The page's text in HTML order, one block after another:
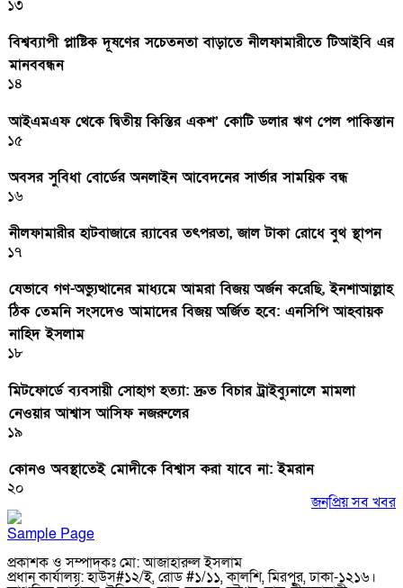
১৩
বিশ্বব্যাপী প্লাষ্টিক দূষণের সচেতনতা বাড়াতে নীলফামারীতে টিআইবি এর
মানববন্ধন
১৪
আইএমএফ থেকে দ্বিতীয় কিস্তির একশ’ কোটি ডলার ঋণ পেল পাকিস্তান
১৫
অবসর সুবিধা বোর্ডের অনলাইন আবেদনের সার্ভার সাময়িক বন্ধ
১৬
নীলফামারীর হাটবাজারে র‌্যাবের তৎপরতা, জাল টাকা রোধে বুথ স্থাপন
১৭
যেভাবে গণ-অভ্যুত্থানের মাধ্যমে আমরা বিজয় অর্জন করেছি, ইনশাআল্লাহ
ঠিক তেমনি সংসদেও আমাদের বিজয় অর্জিত হবে: এনসিপি আহবায়ক
নাহিদ ইসলাম
১৮
মিটফোর্ডে ব্যবসায়ী সোহাগ হত্যা: দ্রুত বিচার ট্রাইব্যুনালে মামলা
নেওয়ার আশ্বাস আসিফ নজরুলের
১৯
কোনও অবস্থাতেই মোদীকে বিশ্বাস করা যাবে না: ইমরান
২০
জনপ্রিয় সব খবর
Sample Page
প্রকাশক ও সম্পাদকঃ মো: আজাহারুল ইসলাম
প্রধান কার্যালয়: হাউস#১২/ই, রোড #১/১১, কালশি, মিরপুর, ঢাকা-১২১৬।